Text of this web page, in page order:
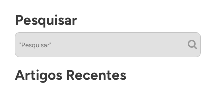
Pesquisar
Artigos Recentes